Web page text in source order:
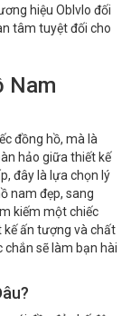
hiệu Oblvlo đối
tâm tuyệt đối cho
Nam
đồng hồ, mà là
hảo giữa thiết kế
đây là lựa chọn lý
nam đẹp, sang
kiếm một chiếc
ấn tượng và chất
chắn sẽ làm bạn hài